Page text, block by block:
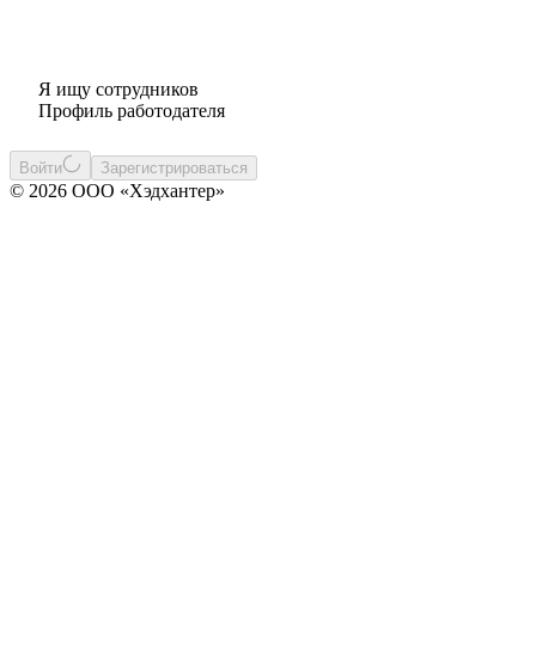
Я ищу сотрудников
Профиль работодателя
Войти Зарегистрироваться
© 2026 ООО «Хэдхантер»